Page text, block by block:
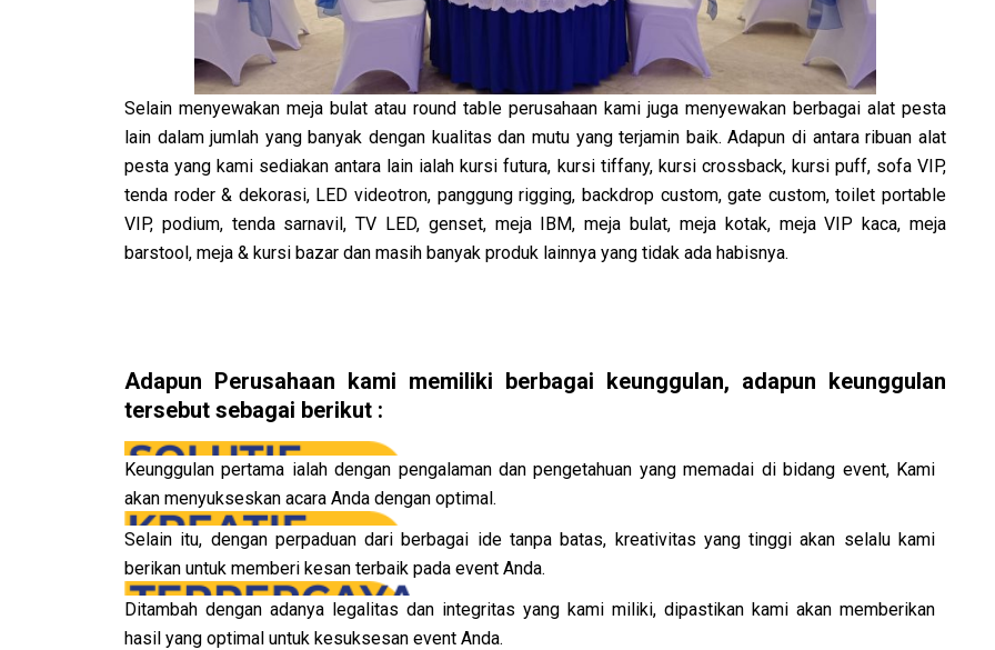
Selain menyewakan meja bulat atau round table perusahaan kami juga menyewakan berbagai alat pesta
lain dalam jumlah yang banyak dengan kualitas dan mutu yang terjamin baik. Adapun di antara ribuan alat
pesta yang kami sediakan antara lain ialah kursi futura, kursi tiffany, kursi crossback, kursi puff, sofa VIP,
tenda roder & dekorasi, LED videotron, panggung rigging, backdrop custom, gate custom, toilet portable
VIP, podium, tenda sarnavil, TV LED, genset, meja IBM, meja bulat, meja kotak, meja VIP kaca, meja
barstool, meja & kursi bazar dan masih banyak produk lainnya yang tidak ada habisnya.
Adapun Perusahaan kami memiliki berbagai keunggulan, adapun keunggulan
tersebut sebagai berikut :
Keunggulan pertama ialah dengan pengalaman dan pengetahuan yang memadai di bidang event, Kami
akan menyukseskan acara Anda dengan optimal.
Selain itu, dengan perpaduan dari berbagai ide tanpa batas, kreativitas yang tinggi akan selalu kami
berikan untuk memberi kesan terbaik pada event Anda.
Ditambah dengan adanya legalitas dan integritas yang kami miliki, dipastikan kami akan memberikan
hasil yang optimal untuk kesuksesan event Anda.